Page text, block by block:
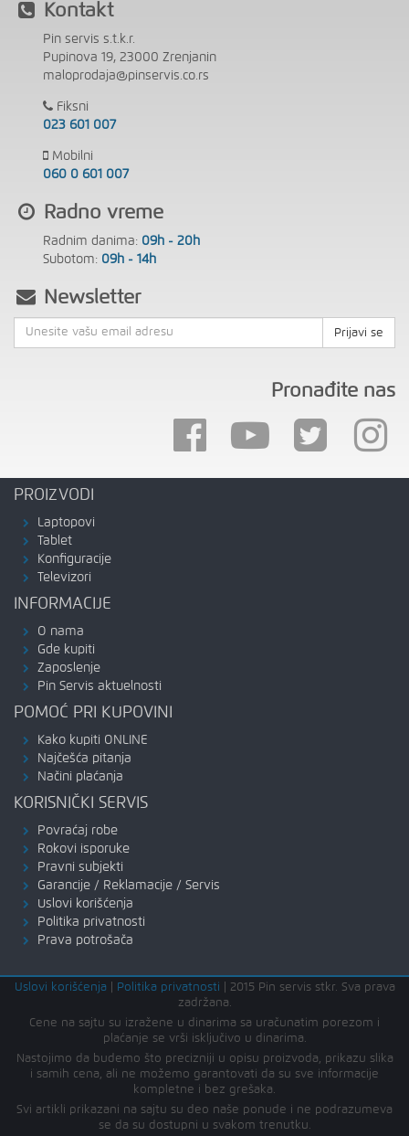
Kontakt
Pin servis s.t.k.r.
Pupinova 19, 23000 Zrenjanin
maloprodaja@pinservis.co.rs
Fiksni
023 601 007
Mobilni
060 0 601 007
Radno vreme
Radnim danima: 09h - 20h
Subotom: 09h - 14h
Newsletter
Prijavi se
Pronađite nas
PROIZVODI
Laptopovi
Tablet
Konfiguracije
Televizori
INFORMACIJE
O nama
Gde kupiti
Zaposlenje
Pin Servis aktuelnosti
POMOĆ PRI KUPOVINI
Kako kupiti ONLINE
Najčešća pitanja
Načini plaćanja
KORISNIČKI SERVIS
Povraćaj robe
Rokovi isporuke
Pravni subjekti
Garancije / Reklamacije / Servis
Uslovi korišćenja
Politika privatnosti
Prava potrošača
Uslovi korišćenja| Politika privatnosti
2015 Pin servis stkr. Sva prava
zadržana.
Cene na sajtu su izražene u dinarima sa uračunatim porezom i
plaćanje se vrši isključivo u dinarima.
Nastojimo da budemo što precizniji u opisu proizvoda, prikazu slika
i samih cena, ali ne možemo garantovati da su sve informacije
kompletne i bez grešaka.
Svi artikli prikazani na sajtu su deo naše ponude i ne podrazumeva
se da su dostupni u svakom trenutku.